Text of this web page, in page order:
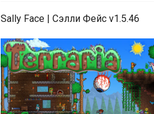
Sally Face | Сэлли Фейс v1.5.46